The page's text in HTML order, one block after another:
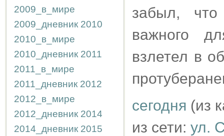
2009_в_мире
2009_дневник 2010
2010_в_мире
2010_дневник 2011
2011_в_мире
2011_дневник 2012
2012_в_мире
2012_дневник 2014
2014_дневник 2015
забыл,
важного
взлетел в
сегодня (из
из сети: ул.